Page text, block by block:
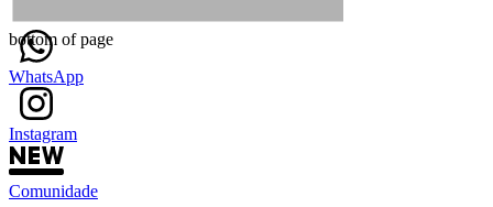
WhatsApp
Instagram
Comunidade
bottom of page